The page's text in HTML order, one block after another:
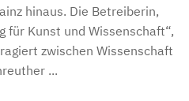
hinaus. Die Betreiberin,
für Kunst und Wissenschaft“,
zwischen Wissenschaft
...